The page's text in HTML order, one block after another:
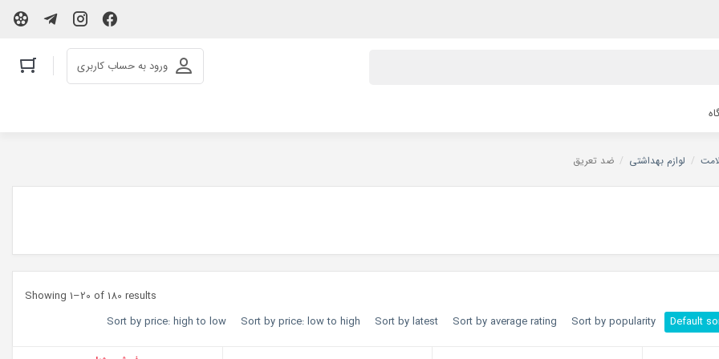
ورود به حساب کاربری
/ لوازم بهداشتی / ضد تعریق
Showing 1–20 of 180 results
Default
Sort by popularity
Sort by average rating
Sort by latest
Sort by price: low to high
Sort by price: high to low